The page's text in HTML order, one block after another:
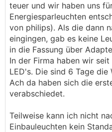
teuer und wir haben uns
Energiesparleuchten
von philips). Als die dann
eingingen, gab es keine
in die Fassung über
In der Firma haben wir
LED's. Die sind 6 Tage die
Ach da haben sich die
verabschiedet.
Teilweise kann ich nicht
Einbauleuchten kein